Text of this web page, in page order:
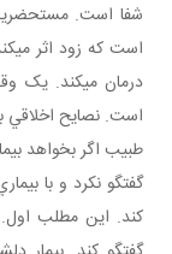
شفا است.
است که زود اثر
درمان مي کند. يک
است. نصايح
طبيب اگر بخواهد
گفتگو نکرد و با
کند. اين مطلب اول.